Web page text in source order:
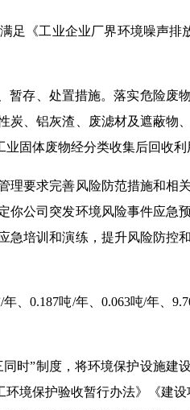
足《工业企业厂界环境噪声排
暂存、处置措施。落实危险废
、铝灰渣、废滤材及遮蔽物
固体废物经分类收集后回收利
理要求完善风险防范措施和相
公司突发环境风险事件应急
培训和演练，提升风险防控
0.187吨/年、0.063吨/年、
时”制度，将环境保护设施建
境保护验收暂行办法》《建